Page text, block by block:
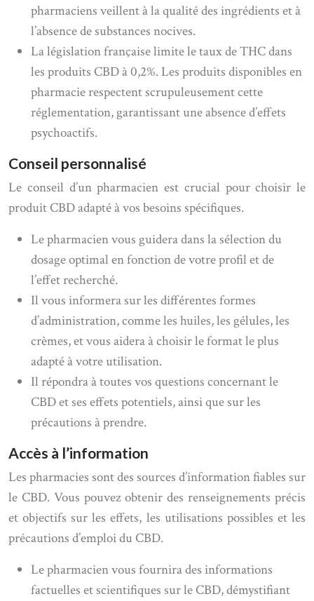
pharmaciens veillent à la qualité des ingrédients et à
l’absence de substances nocives.
La législation française limite le taux de THC dans
les produits CBD à 0,2%. Les produits disponibles en
pharmacie respectent scrupuleusement cette
réglementation, garantissant une absence d’effets
psychoactifs.
Conseil personnalisé
Le conseil d’un pharmacien est crucial pour choisir le
produit CBD adapté à vos besoins spécifiques.
Le pharmacien vous guidera dans la sélection du
dosage optimal en fonction de votre profil et de
l’effet recherché.
Il vous informera sur les différentes formes
d’administration, comme les huiles, les gélules, les
crèmes, et vous aidera à choisir le format le plus
adapté à votre utilisation.
Il répondra à toutes vos questions concernant le
CBD et ses effets potentiels, ainsi que sur les
précautions à prendre.
Accès à l’information
Les pharmacies sont des sources d’information fiables sur
le CBD. Vous pouvez obtenir des renseignements précis
et objectifs sur les effets, les utilisations possibles et les
précautions d’emploi du CBD.
Le pharmacien vous fournira des informations
factuelles et scientifiques sur le CBD, démystifiant